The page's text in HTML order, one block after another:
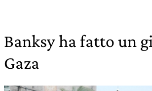
Banksy ha fatto un
Gaza